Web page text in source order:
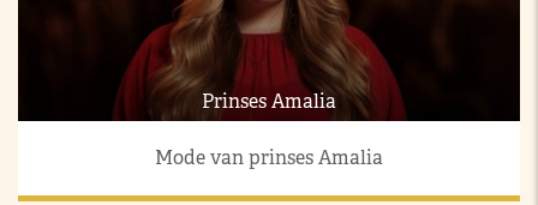
Prinses Amalia
Mode van prinses Amalia